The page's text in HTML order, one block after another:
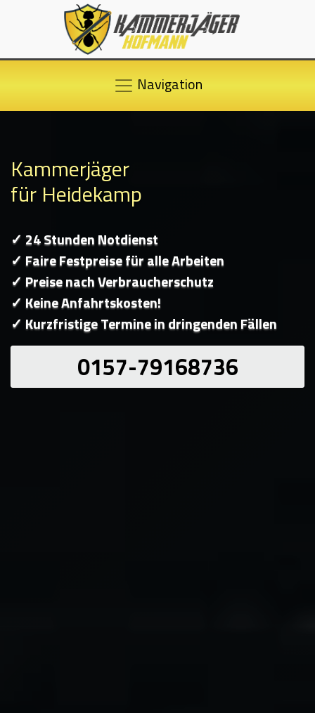
Navigation
Kammerjäger
für Heidekamp
✓ 24 Stunden Notdienst
✓ Faire Festpreise für alle Arbeiten
✓ Preise nach Verbraucherschutz
✓ Keine Anfahrtskosten!
✓ Kurzfristige Termine in dringenden Fällen
0157-79168736